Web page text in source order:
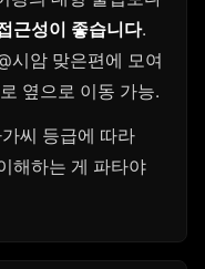
근성이 좋습니다.
시암 맞은편에 모여
옆으로 이동 가능.
가씨 등급에 따라
해하는 게 파타야